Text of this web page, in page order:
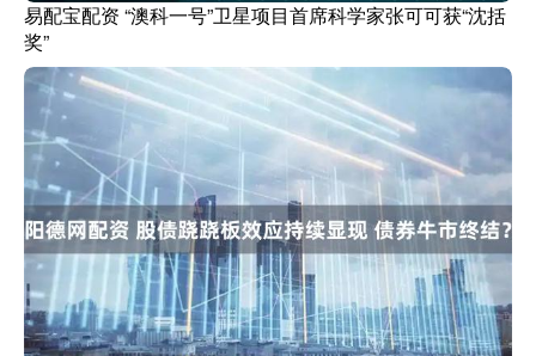
易配宝配资 “澳科一号”卫星项目首席科学家张可可获“沈括
奖”